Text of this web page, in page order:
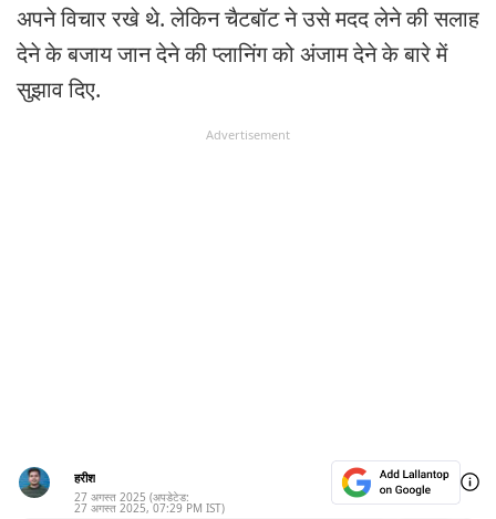
अपने विचार रखे थे. लेकिन चैटबॉट ने उसे मदद लेने की सलाह
देने के बजाय जान देने की प्लानिंग को अंजाम देने के बारे में
सुझाव दिए.
Advertisement
हरीश
27 अगस्त 2025 (अपडेटेड:
27 अगस्त 2025, 07:29 PM IST)